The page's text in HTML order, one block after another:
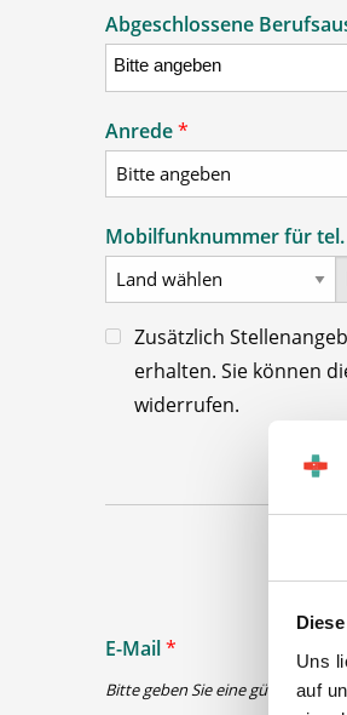
Uns
auf
Abgeschlossene
Anrede*
Mobilfunknummer für
Zusätzlich
erhalten. Sie können
widerrufen.
E-Mail*
Bitte geben Sie eine gültige E-